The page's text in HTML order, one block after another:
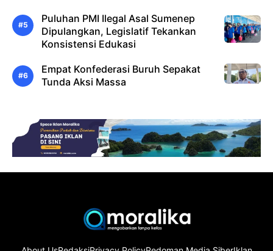
Puluhan PMI Ilegal Asal Sumenep
Dipulangkan, Legislatif Tekankan
Konsistensi Edukasi
Empat Konfederasi Buruh Sepakat
Tunda Aksi Massa